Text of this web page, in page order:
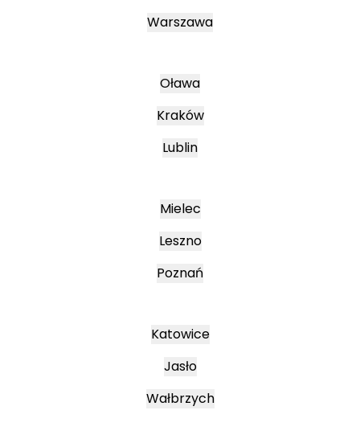
Warszawa
Oława
Kraków
Lublin
Mielec
Leszno
Poznań
Katowice
Jasło
Wałbrzych